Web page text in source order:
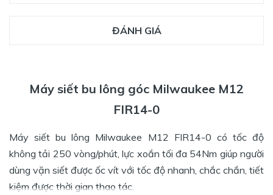
ĐÁNH GIÁ
Máy siết bu lông góc Milwaukee M12
FIR14-0
Máy siết bu lông Milwaukee M12 FIR14-0 có tốc độ
không tải 250 vòng/phút, lực xoắn tối đa 54Nm giúp người
dùng vặn siết được ốc vít với tốc độ nhanh, chắc chắn, tiết
kiệm được thời gian thao tác.